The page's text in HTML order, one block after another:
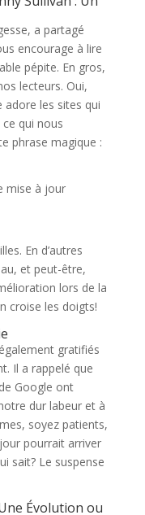
a partagé
encourage à lire
pépite. En gros,
lecteurs. Oui,
adore les sites qui
qui nous
phrase magique :
mise à jour
En d’autres
et peut-être,
lors de la
croise les doigts!
gratifiés
Il a rappelé que
Google ont
dur labeur et à
soyez patients,
pourrait arriver
sait? Le suspense
Évolution ou